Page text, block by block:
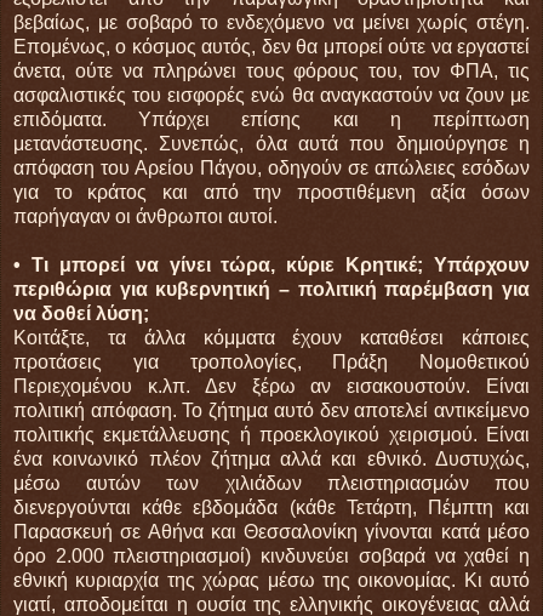
βεβαίως, με σοβαρό το ενδεχόμενο να μείνει χωρίς στέγη.
Επομένως, ο κόσμος αυτός, δεν θα μπορεί ούτε να εργαστεί
άνετα, ούτε να πληρώνει τους φόρους του, τον ΦΠΑ, τις
ασφαλιστικές του εισφορές ενώ θα αναγκαστούν να ζουν με
επιδόματα. Υπάρχει επίσης και η περίπτωση
μετανάστευσης. Συνεπώς, όλα αυτά που δημιούργησε η
απόφαση του Αρείου Πάγου, οδηγούν σε απώλειες εσόδων
για το κράτος και από την προστιθέμενη αξία όσων
παρήγαγαν οι άνθρωποι αυτοί.
• Τι μπορεί να γίνει τώρα, κύριε Κρητικέ; Υπάρχουν
περιθώρια για κυβερνητική – πολιτική παρέμβαση για
να δοθεί λύση;
Κοιτάξτε, τα άλλα κόμματα έχουν καταθέσει κάποιες
προτάσεις για τροπολογίες, Πράξη Νομοθετικού
Περιεχομένου κ.λπ. Δεν ξέρω αν εισακουστούν. Είναι
πολιτική απόφαση. Το ζήτημα αυτό δεν αποτελεί αντικείμενο
πολιτικής εκμετάλλευσης ή προεκλογικού χειρισμού. Είναι
ένα κοινωνικό πλέον ζήτημα αλλά και εθνικό. Δυστυχώς,
μέσω αυτών των χιλιάδων πλειστηριασμών που
διενεργούνται κάθε εβδομάδα (κάθε Τετάρτη, Πέμπτη και
Παρασκευή σε Αθήνα και Θεσσαλονίκη γίνονται κατά μέσο
όρο 2.000 πλειστηριασμοί) κινδυνεύει σοβαρά να χαθεί η
εθνική κυριαρχία της χώρας μέσω της οικονομίας. Κι αυτό
γιατί, αποδομείται η ουσία της ελληνικής οικογένειας αλλά